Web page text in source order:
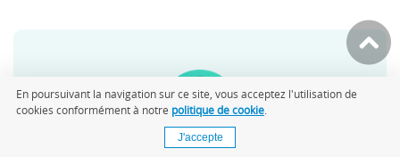
En poursuivant la navigation sur ce site, vous acceptez l'utilisation de
cookies conformément à notre politique de cookie.
J'accepte